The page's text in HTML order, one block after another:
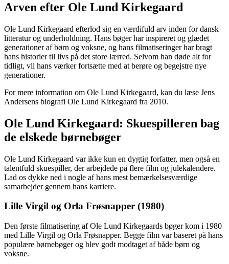
Arven efter Ole Lund Kirkegaard
Ole Lund Kirkegaard efterlod sig en værdifuld arv inden for dansk
litteratur og underholdning. Hans bøger har inspireret og glædet
generationer af børn og voksne, og hans filmatiseringer har bragt
hans historier til livs på det store lærred. Selvom han døde alt for
tidligt, vil hans værker fortsætte med at berøre og begejstre nye
generationer.
For mere information om Ole Lund Kirkegaard, kan du læse Jens
Andersens biografi Ole Lund Kirkegaard fra 2010.
Ole Lund Kirkegaard: Skuespilleren bag
de elskede børnebøger
Ole Lund Kirkegaard var ikke kun en dygtig forfatter, men også en
talentfuld skuespiller, der arbejdede på flere film og julekalendere.
Lad os dykke ned i nogle af hans mest bemærkelsesværdige
samarbejder gennem hans karriere.
Lille Virgil og Orla Frøsnapper (1980)
Den første filmatisering af Ole Lund Kirkegaards bøger kom i 1980
med Lille Virgil og Orla Frøsnapper. Begge film var baseret på hans
populære børnebøger og blev godt modtaget af både børn og
voksne.